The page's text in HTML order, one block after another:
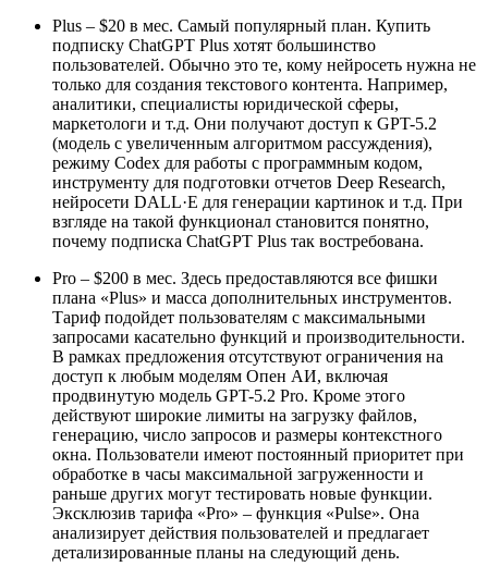
Plus – $20 в мес. Самый популярный план. Купить
подписку ChatGPT Plus хотят большинство
пользователей. Обычно это те, кому нейросеть нужна не
только для создания текстового контента. Например,
аналитики, специалисты юридической сферы,
маркетологи и т.д. Они получают доступ к GPT-5.2
(модель с увеличенным алгоритмом рассуждения),
режиму Codex для работы с программным кодом,
инструменту для подготовки отчетов Deep Research,
нейросети DALL·E для генерации картинок и т.д. При
взгляде на такой функционал становится понятно,
почему подписка ChatGPT Plus так востребована.
Pro – $200 в мес. Здесь предоставляются все фишки
плана «Plus» и масса дополнительных инструментов.
Тариф подойдет пользователям с максимальными
запросами касательно функций и производительности.
В рамках предложения отсутствуют ограничения на
доступ к любым моделям Опен АИ, включая
продвинутую модель GPT-5.2 Pro. Кроме этого
действуют широкие лимиты на загрузку файлов,
генерацию, число запросов и размеры контекстного
окна. Пользователи имеют постоянный приоритет при
обработке в часы максимальной загруженности и
раньше других могут тестировать новые функции.
Эксклюзив тарифа «Pro» – функция «Pulse». Она
анализирует действия пользователей и предлагает
детализированные планы на следующий день.